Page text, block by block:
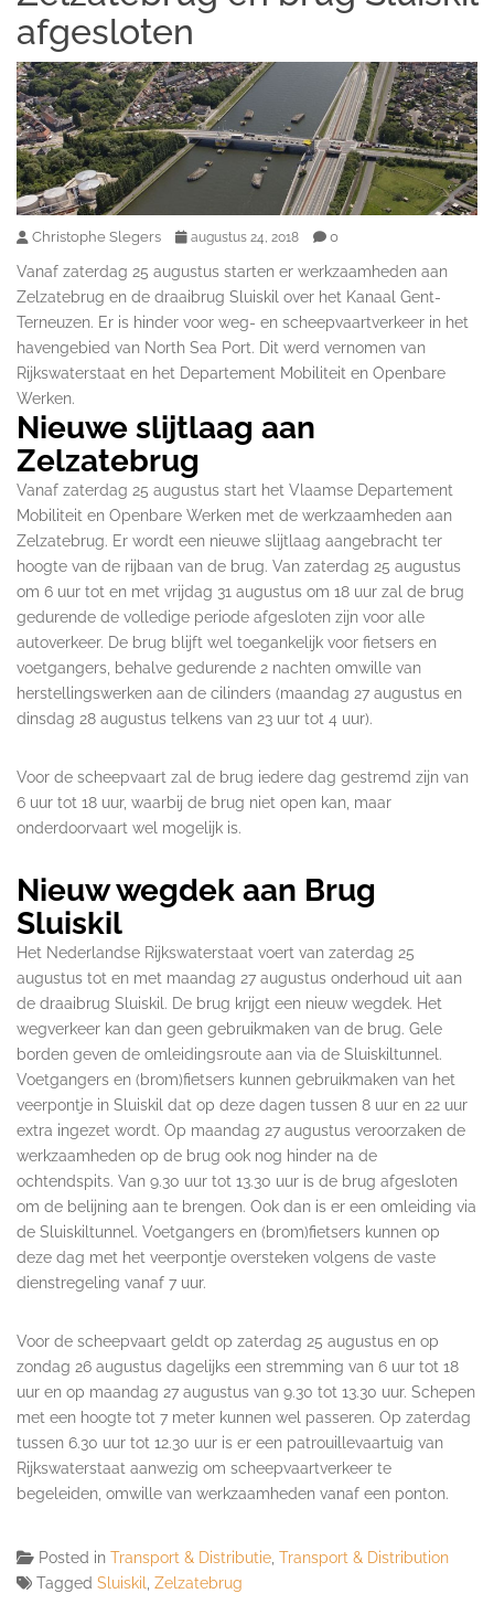
afgesloten
Christophe Slegers augustus 24, 2018 0
Vanaf zaterdag 25 augustus starten er werkzaamheden aan
Zelzatebrug en de draaibrug Sluiskil over het Kanaal Gent-
Terneuzen. Er is hinder voor weg- en scheepvaartverkeer in het
havengebied van North Sea Port. Dit werd vernomen van
Rijkswaterstaat en het Departement Mobiliteit en Openbare
Werken.
Nieuwe slijtlaag aan
Zelzatebrug
Vanaf zaterdag 25 augustus start het Vlaamse Departement
Mobiliteit en Openbare Werken met de werkzaamheden aan
Zelzatebrug. Er wordt een nieuwe slijtlaag aangebracht ter
hoogte van de rijbaan van de brug. Van zaterdag 25 augustus
om 6 uur tot en met vrijdag 31 augustus om 18 uur zal de brug
gedurende de volledige periode afgesloten zijn voor alle
autoverkeer. De brug blijft wel toegankelijk voor fietsers en
voetgangers, behalve gedurende 2 nachten omwille van
herstellingswerken aan de cilinders (maandag 27 augustus en
dinsdag 28 augustus telkens van 23 uur tot 4 uur).
Voor de scheepvaart zal de brug iedere dag gestremd zijn van
6 uur tot 18 uur, waarbij de brug niet open kan, maar
onderdoorvaart wel mogelijk is.
Nieuw wegdek aan Brug
Sluiskil
Het Nederlandse Rijkswaterstaat voert van zaterdag 25
augustus tot en met maandag 27 augustus onderhoud uit aan
de draaibrug Sluiskil. De brug krijgt een nieuw wegdek. Het
wegverkeer kan dan geen gebruikmaken van de brug. Gele
borden geven de omleidingsroute aan via de Sluiskiltunnel.
Voetgangers en (brom)fietsers kunnen gebruikmaken van het
veerpontje in Sluiskil dat op deze dagen tussen 8 uur en 22 uur
extra ingezet wordt. Op maandag 27 augustus veroorzaken de
werkzaamheden op de brug ook nog hinder na de
ochtendspits. Van 9.30 uur tot 13.30 uur is de brug afgesloten
om de belijning aan te brengen. Ook dan is er een omleiding via
de Sluiskiltunnel. Voetgangers en (brom)fietsers kunnen op
deze dag met het veerpontje oversteken volgens de vaste
dienstregeling vanaf 7 uur.
Voor de scheepvaart geldt op zaterdag 25 augustus en op
zondag 26 augustus dagelijks een stremming van 6 uur tot 18
uur en op maandag 27 augustus van 9.30 tot 13.30 uur. Schepen
met een hoogte tot 7 meter kunnen wel passeren. Op zaterdag
tussen 6.30 uur tot 12.30 uur is er een patrouillevaartuig van
Rijkswaterstaat aanwezig om scheepvaartverkeer te
begeleiden, omwille van werkzaamheden vanaf een ponton.
Posted in Transport & Distributie Transport & Distribution
Tagged Sluiskil Zelzatebrug